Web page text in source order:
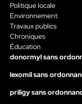
Politique locale
Environnement
Travaux publics
Chroniques
Éducation
donormyl sans
lexomil sans
priligy sans